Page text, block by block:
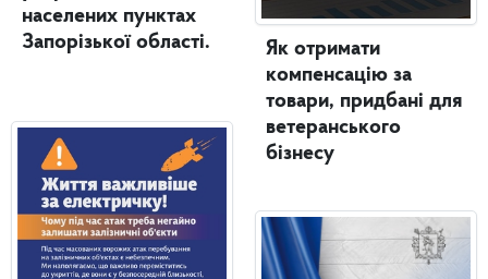
населених пунктах
Запорізької області.
Як отримати
компенсацію за
товари, придбані для
ветеранського
бізнесу